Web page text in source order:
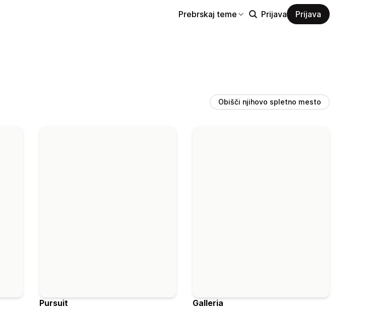
Prebrskaj teme Prijava Prijava
Obišči njihovo spletno mesto
Pursuit
Galleria